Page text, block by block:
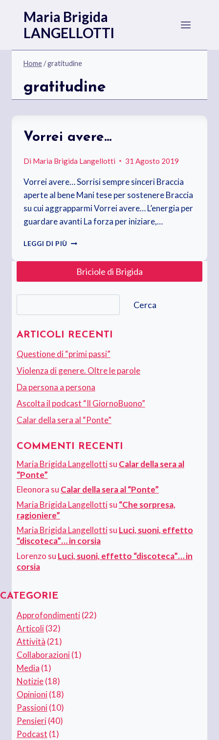
contenuto
Maria Brigida
LANGELLOTTI
Home/gratitudine
gratitudine
Vorrei avere…
Di Maria Brigida Langellotti 31 Agosto 2019
Vorrei avere… Sorrisi sempre sinceri Braccia
aperte al bene Mani tese per sostenere Braccia
su cui aggrapparmi Vorrei avere… L’energia per
guardare avanti La forza per iniziare,…
LEGGI DI PIÙ VORREI
Briciole di Brigida
Cerca
ARTICOLI RECENTI
Questione di “primi passi”
Violenza di genere. Oltre le parole
Da persona a persona
Ascolta il podcast “Il GiornoBuono”
Calar della sera al “Ponte”
COMMENTI RECENTI
Maria Brigida Langellottisu Calar della sera al
“Ponte”
Eleonora su Calar della sera al “Ponte”
Maria Brigida Langellottisu “Che sorpresa,
ragioniere”
Maria Brigida Langellottisu Luci, suoni, effetto
“discoteca”… in corsia
Lorenzo su Luci, suoni, effetto “discoteca”… in
corsia
CATEGORIE
Approfondimenti(22)
Articoli(32)
Attività (21)
Collaborazioni(1)
Media (1)
Notizie(18)
Opinioni(18)
Passioni(10)
Pensieri(40)
Podcast (1)